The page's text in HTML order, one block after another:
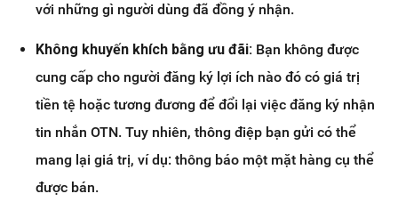
với những gì người dùng đã đồng ý nhận.
Không khuyến khích bằng ưu đãi: Bạn không được
cung cấp cho người đăng ký lợi ích nào đó có giá trị
tiền tệ hoặc tương đương để đổi lại việc đăng ký nhận
tin nhắn OTN. Tuy nhiên, thông điệp bạn gửi có thể
mang lại giá trị, ví dụ: thông báo một mặt hàng cụ thể
được bán.